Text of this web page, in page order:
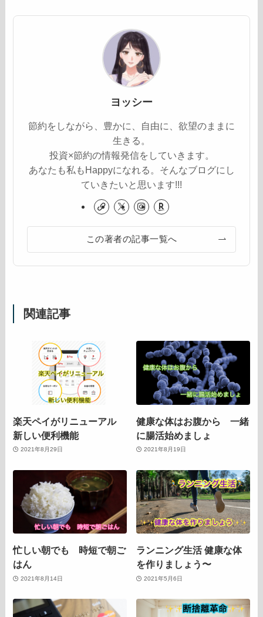
ヨッシー
節約をしながら、豊かに、自由に、欲望のままに
生きる。
投資×節約の情報発信をしていきます。
あなたも私もHappyになれる。そんなブログにし
ていきたいと思います!!!
この著者の記事一覧へ
関連記事
楽天ペイがリニューアル
新しい便利機能
2021年8月29日
健康な体はお腹から 一緒
に腸活始めましょ
2021年8月19日
忙しい朝でも 時短で朝ご
はん
2021年8月14日
ランニング生活 健康な体
を作りましょう〜
2021年5月6日